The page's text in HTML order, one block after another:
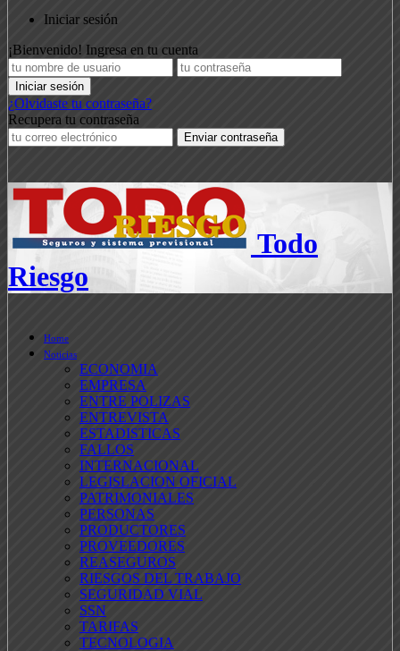
Iniciar sesión
¡Bienvenido! Ingresa en tu cuenta
¿Olvidaste tu contraseña?
Recupera tu contraseña
Todo
Riesgo
Home
Noticias
ECONOMIA
EMPRESA
ENTRE POLIZAS
ENTREVISTA
ESTADISTICAS
FALLOS
INTERNACIONAL
LEGISLACION OFICIAL
PATRIMONIALES
PERSONAS
PRODUCTORES
PROVEEDORES
REASEGUROS
RIESGOS DEL TRABAJO
SEGURIDAD VIAL
SSN
TARIFAS
TECNOLOGIA